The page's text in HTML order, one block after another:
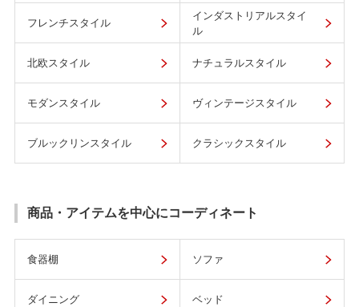
フレンチスタイル
インダストリアルスタイ
ル
北欧スタイル ナチュラルスタイル
モダンスタイル ヴィンテージスタイル
ブルックリンスタイル クラシックスタイル
商品・アイテムを中心にコーディネート
食器棚 ソファ
ダイニング ベッド